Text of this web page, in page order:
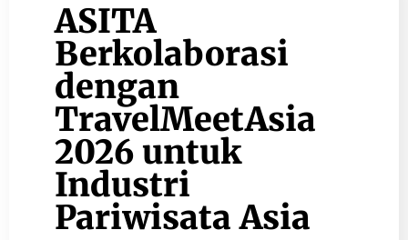
ASITA
Berkolaborasi
dengan
TravelMeetAsia
2026 untuk
Industri
Pariwisata Asia